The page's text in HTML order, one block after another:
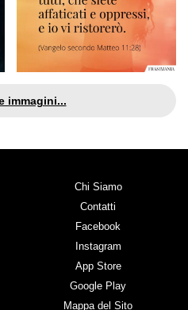
immagini...
Chi Siamo
Contatti
Facebook
Instagram
App Store
Google Play
Mappa del Sito